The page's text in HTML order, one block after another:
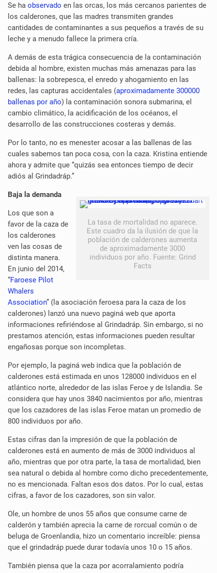
Se haobservado en las orcas, los más cercanos parientes de
los calderones, que las madres transmiten grandes
cantidades de contaminantes a sus pequeños a través de su
leche y a menudo fallece la primera cría.
A demás de esta trágica consecuencia de la contaminación
debida al hombre, existen muchas más amenazas para las
ballenas: la sobrepesca, el enredo y ahogamiento en las
redes, las capturas accidentales (aproximadamente 300000
ballenas por año) la contaminación sonora submarina, el
cambio climático, la acidificación de los océanos, el
desarrollo de las construcciones costeras y demás.
Por lo tanto, no es menester acosar a las ballenas de las
cuales sabemos tan poca cosa, con la caza. Kristina entiende
ahora y admite que “quizás sea entonces tiempo de decir
adiós al Grindadráp.”
La tasa de mortalidad no aparece.
Este cuadro da la ilusión de que la
población de calderones aumenta
de aproximadamente 3000
individuos por año. Fuente: Grind
Facts
Baja la demanda
Los que son a
favor de la caza de
los calderones
ven las cosas de
distinta manera.
En junio del 2014,
“Faroese Pilot
Whalers
Association” (la asociación feroesa para la caza de los
calderones) lanzó una nuevo paginá web que aporta
informaciones refiriéndose al Grindadráp. Sin embargo, si no
prestamos atención, estas informaciones pueden resultar
engañosas porque son incompletas.
Por ejemplo, la paginá web indica que la población de
calderones está estimada en unos 128000 individuos en el
atlántico norte, alrededor de las islas Feroe y de Islandia. Se
considera que hay unos 3840 nacimientos por año, mientras
que los cazadores de las islas Feroe matan un promedio de
800 individuos por año.
Estas cifras dan la impresión de que la población de
calderones está en aumento de más de 3000 individuos al
año, mientras que por otra parte, la tasa de mortalidad, bien
sea natural o debida al hombre como dicho precedentemente,
no es mencionada. Faltan esos dos datos. Por lo cual, estas
cifras, a favor de los cazadores, son sin valor.
Ole, un hombre de unos 55 años que consume carne de
calderón y también aprecia la carne de rorcual común o de
beluga de Groenlandia, hizo un comentario increíble: piensa
que el grindadráp puede durar todavía unos 10 o 15 años.
También piensa que la caza por acorralamiento podría